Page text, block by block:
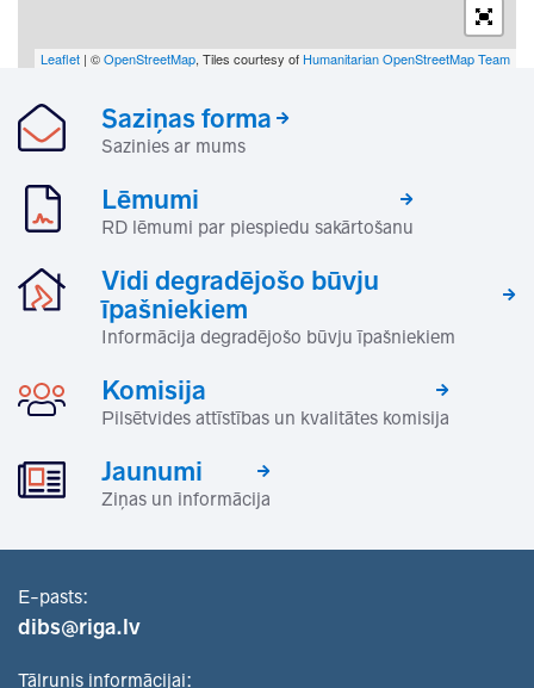
Leaflet | ©OpenStreetMap, Tiles courtesy of Humanitarian OpenStreetMap Team
Saziņas forma
Sazinies ar mums
Lēmumi
RD lēmumi par piespiedu sakārtošanu
Vidi degradējošo būvju
īpašniekiem
Informācija degradējošo būvju īpašniekiem
Komisija
Pilsētvides attīstības un kvalitātes komisija
Jaunumi
Ziņas un informācija
E-pasts:
dibs@riga.lv
Tālrunis informācijai: